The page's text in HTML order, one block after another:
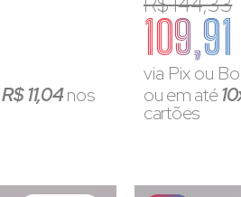
R$ 11,04nos
109,91
via Pix ou
ou em até
cartões